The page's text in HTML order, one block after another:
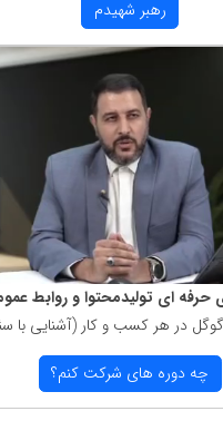
رهبر شهیدم
حرفه ای تولیدمحتوا و روابط
در هر كسب و كار (آشنایی با
چه دوره های شركت كنم؟